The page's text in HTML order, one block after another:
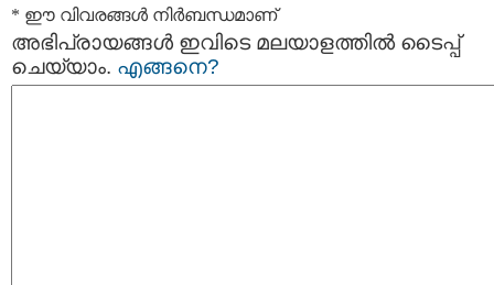
* ഈ വിവരങ്ങള്‍ നിര്‍ബന്ധമാണ്
അഭിപ്രായങ്ങള്‍ ഇവിടെ മലയാളത്തില്‍ ടൈപ്പ്
ചെയ്യാം. എങ്ങനെ?